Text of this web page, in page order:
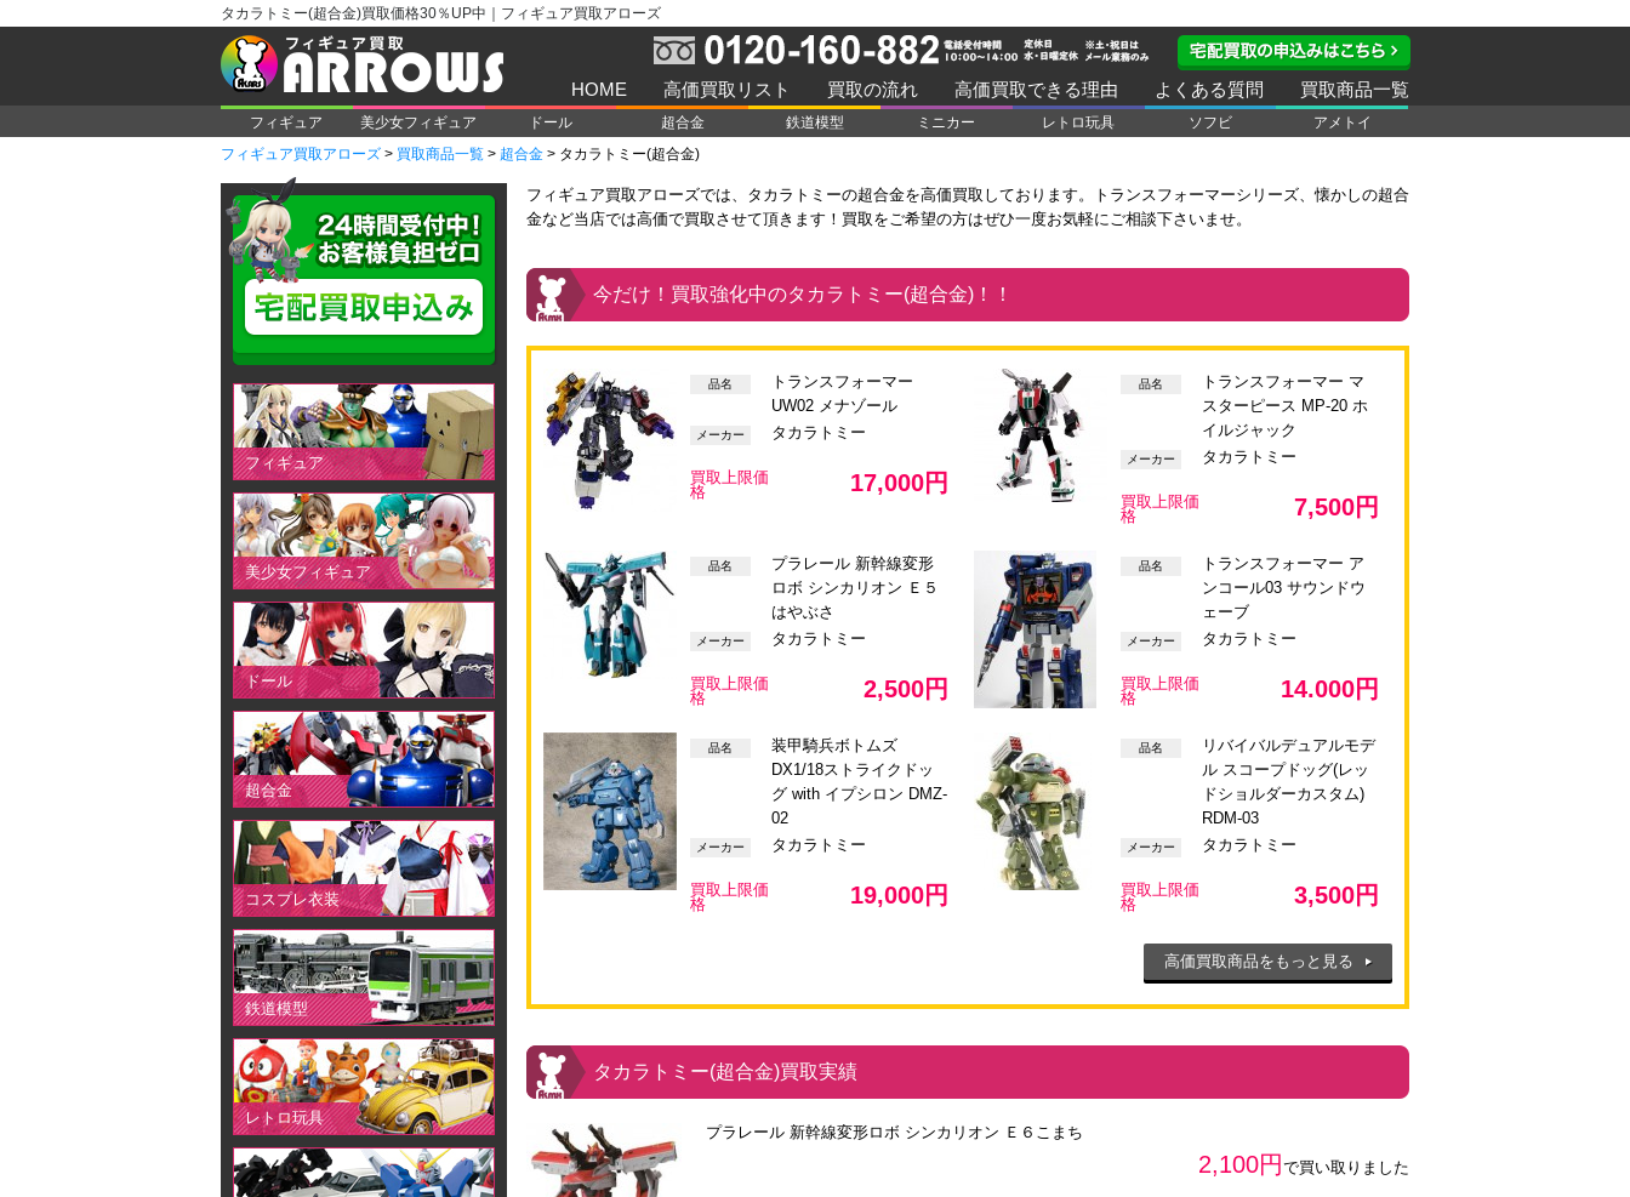
タカラトミー(超合金)買取価格30％UP中｜フィギュア買取アローズ
買取商品一覧
よくある質問
高価買取できる理由
買取の流れ
高価買取リスト
HOME
フィギュア 美少女フィギュア ドール 超合金 鉄道模型 ミニカー レトロ玩具 ソフビ
アメトイ
フィギュア買取アローズ > 買取商品一覧 > 超合金 > タカラトミー(超合金)
フィギュア
美少女フィギュア
ドール
超合金
コスプレ衣装
鉄道模型
レトロ玩具
フィギュア買取アローズでは、タカラトミーの超合金を高価買取しております。トランスフォーマーシリーズ、懐かしの超合
金など当店では高価で買取させて頂きます！買取をご希望の方はぜひ一度お気軽にご相談下さいませ。
今だけ！買取強化中のタカラトミー(超合金)！！
品名
トランスフォーマー
UW02 メナゾール
メーカー タカラトミー
買取上限価
格
17,000円
品名
トランスフォーマー マ
スターピース MP-20 ホ
イルジャック
メーカー タカラトミー
買取上限価
格
7,500円
品名
プラレール 新幹線変形
ロボ シンカリオン Ｅ５
はやぶさ
メーカー タカラトミー
買取上限価
格
2,500円
品名
トランスフォーマー ア
ンコール03 サウンドウ
ェーブ
メーカー タカラトミー
買取上限価
格
14.000円
品名
装甲騎兵ボトムズ
DX1/18ストライクドッ
グ with イプシロン DMZ-
02
メーカー タカラトミー
買取上限価
格
19,000円
品名
リバイバルデュアルモデ
ル スコープドッグ(レッ
ドショルダーカスタム)
RDM-03
メーカー タカラトミー
買取上限価
格
3,500円
高価買取商品をもっと見る
タカラトミー(超合金)買取実績
プラレール 新幹線変形ロボ シンカリオン Ｅ６こまち
2,100円 で買い取りました